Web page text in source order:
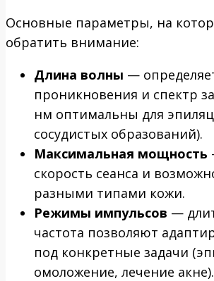
Основные параметры, на
обратить внимание:
Длина волны —
проникновения и спектр
нм оптимальны для
сосудистых образований).
Максимальная мощность
скорость сеанса и
разными типами кожи.
Режимы импульсов —
частота позволяют
под конкретные задачи
омоложение, лечение акне).